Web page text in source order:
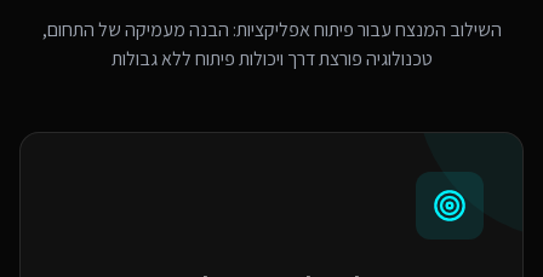
השילוב המנצח עבורפיתוח אפליקציות: הבנה מעמיקה של התחום,
טכנולוגיה פורצת דרך ויכולות פיתוח ללא גבולות